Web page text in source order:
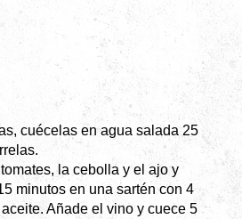
cuécelas en agua salada 25
la cebolla y el ajo y
minutos en una sartén con 4
Añade el vino y cuece 5